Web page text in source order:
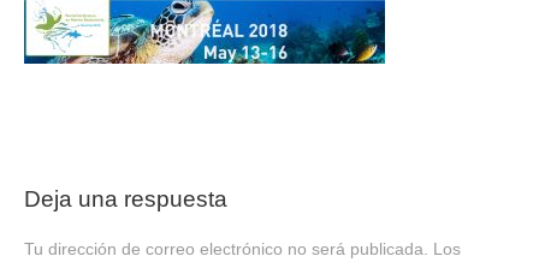
Deja una respuesta
Tu dirección de correo electrónico no será publicada. Los